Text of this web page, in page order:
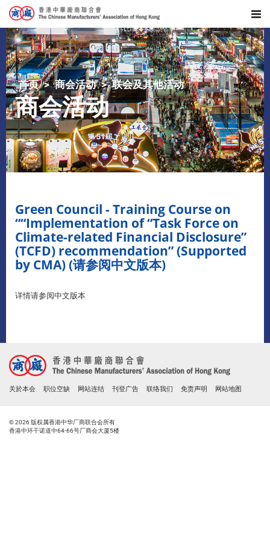
首页 商会活动 联会及其他活动
商会活动
Green Council - Training Course on
““Implementation of “Task Force on
Climate-related Financial Disclosure”
(TCFD) recommendation” (Supported
by CMA) (请参阅中文版本)
详情请参阅中文版本
关於本会 职位空缺 网站连结 刊登广告 联络我们 免责声明 网站地图
© 2026 版权属香港中华厂商联合会所有
香港中环干诺道中64-66号厂商会大厦5楼